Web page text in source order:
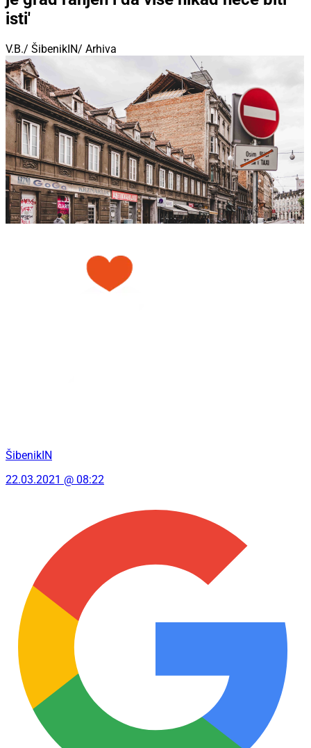
isti'
V.B./ ŠibenikIN/ Arhiva
ŠibenikIN
22.03.2021 @ 08:22